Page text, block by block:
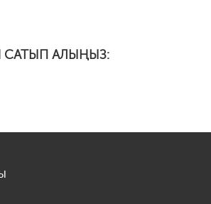
САТЫП АЛЫҢЫЗ: